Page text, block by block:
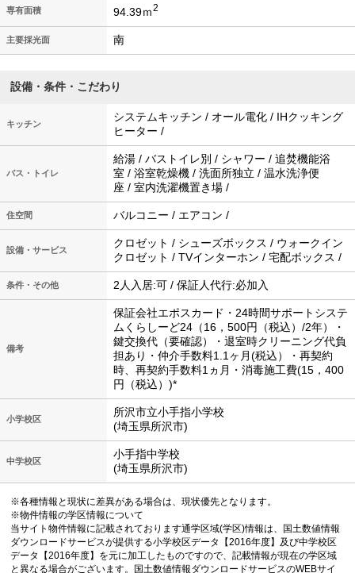
専有面積 94.39ｍ2
主要採光面 南
設備・条件・こだわり
キッチン
システムキッチン / オール電化 / IHクッキング
ヒーター /
バス・トイレ
給湯 / バストイレ別 / シャワー / 追焚機能浴
室 / 浴室乾燥機 / 洗面所独立 / 温水洗浄便
座 / 室内洗濯機置き場 /
住空間 バルコニー / エアコン /
設備・サービス
クロゼット / シューズボックス / ウォークイン
クロゼット / TVインターホン / 宅配ボックス /
条件・その他 2人入居:可 / 保証人代行:必加入
備考
保証会社エポスカード・24時間サポートシステ
ムくらしーど24（16，500円（税込）/2年）・
鍵交換代（要確認）・退室時クリーニング代負
担あり・仲介手数料1.1ヶ月(税込）・再契約
時、再契約手数料1ヵ月・消毒施工費(15，400
円（税込）)*
小学校区
所沢市立小手指小学校
(埼玉県所沢市)
中学校区
小手指中学校
(埼玉県所沢市)
※各種情報と現状に差異がある場合は、現状優先となります。
※物件情報の学区情報について
当サイト物件情報に記載されております通学区域(学区)情報は、国土数値情報
ダウンロードサービスが提供する小学校区データ【2016年度】及び中学校区
データ【2016年度】を元に加工したものですので、記載情報が現在の学区域
と異なる場合がございます。国土数値情報ダウンロードサービスのWEBサイ